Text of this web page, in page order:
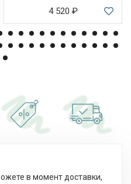
4 520 ₽
в момент доставки,